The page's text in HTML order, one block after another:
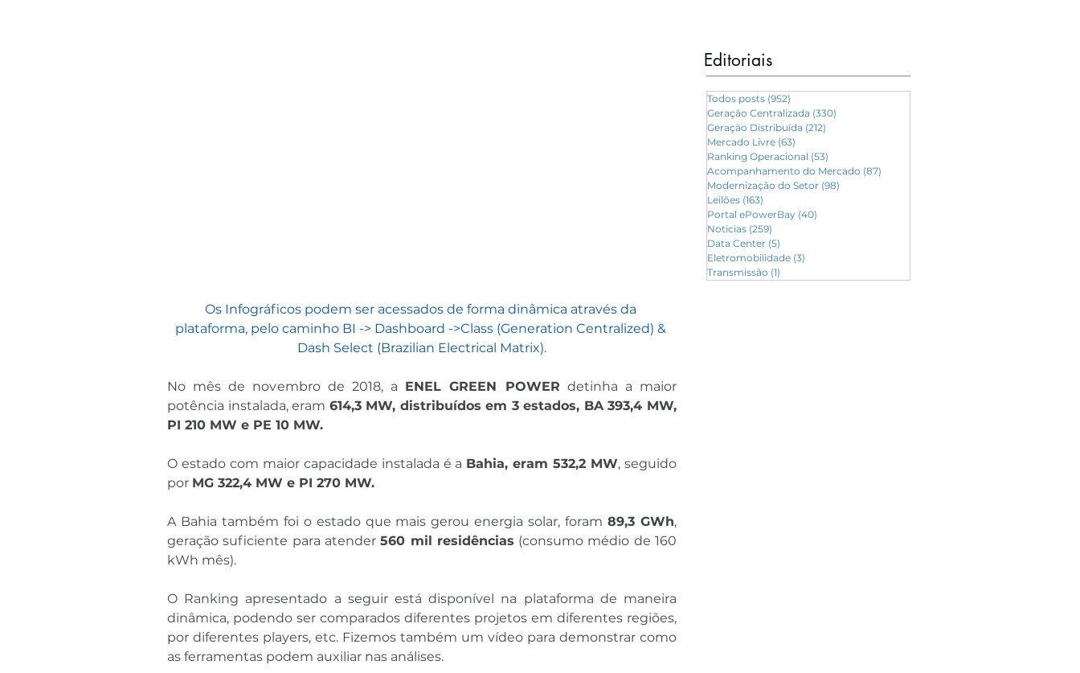
Os Infográficos podem ser acessados de forma dinâmica através da
plataforma, pelo caminho BI -> Dashboard ->Class (Generation Centralized) &
Dash Select (Brazilian Electrical Matrix).
No mês de novembro de 2018, a ENEL GREEN POWER detinha a maior
potência instalada, eram 614,3 MW, distribuídos em 3 estados, BA 393,4 MW,
PI 210 MW e PE 10 MW.
O estado com maior capacidade instalada é a Bahia, eram 532,2 MW, seguido
por MG 322,4 MW e PI 270 MW.
A Bahia também foi o estado que mais gerou energia solar, foram 89,3 GWh,
geração suficiente para atender 560 mil residências (consumo médio de 160
kWh mês).
O Ranking apresentado a seguir está disponível na plataforma de maneira
dinâmica, podendo ser comparados diferentes projetos em diferentes regiões,
por diferentes players, etc. Fizemos também um vídeo para demonstrar como
as ferramentas podem auxiliar nas análises.
Editoriais
Todos posts (952)
Geração Centralizada (330)
Geração Distribuída (212)
Mercado Livre (63)
Ranking Operacional (53)
Acompanhamento do Mercado (87)
Modernização do Setor (98)
Leilões (163)
Portal ePowerBay (40)
Noticias (259)
Data Center (5)
Eletromobilidade (3)
Transmissão (1)